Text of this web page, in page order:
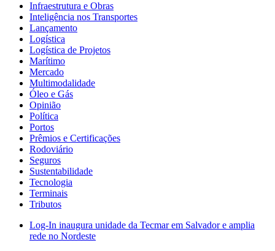
Infraestrutura e Obras
Inteligência nos Transportes
Lançamento
Logística
Logística de Projetos
Marítimo
Mercado
Multimodalidade
Óleo e Gás
Opinião
Política
Portos
Prêmios e Certificações
Rodoviário
Seguros
Sustentabilidade
Tecnologia
Terminais
Tributos
Log-In inaugura unidade da Tecmar em Salvador e amplia
rede no Nordeste